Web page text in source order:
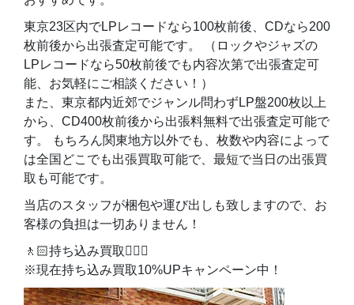
東京23区内でLPレコードなら100枚前後、CDなら200
枚前後から出張査定可能です。 （ロックやジャズの
LPレコードなら50枚前後でも内容次第で出張査定可
能、お気軽にご相談ください！）
また、東京都内近郊でジャンル問わずLP盤200枚以上
から、CD400枚前後から出張料無料で出張査定可能で
す。 もちろん関東地方以外でも、枚数や内容によって
は全国どこでも出張買取可能で、最短で当日の出張買
取も可能です。
当店のスタッフが梱包や運び出しも致しますので、お
客様の負担は一切ありません！
🚶🏻持ち込み買取🚶🏻‍♀️
※現在持ち込み買取10%UPキャンペーン中！